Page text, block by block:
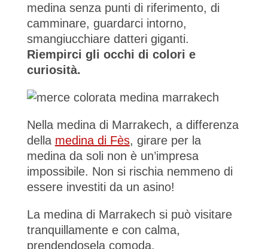
medina senza punti di riferimento, di
camminare, guardarci intorno,
smangiucchiare datteri giganti.
Riempirci gli occhi di colori e
curiosità.
Nella medina di Marrakech, a differenza
della medina di Fès, girare per la
medina da soli non è un’impresa
impossibile. Non si rischia nemmeno di
essere investiti da un asino!
La medina di Marrakech si può visitare
tranquillamente e con calma,
prendendosela comoda.